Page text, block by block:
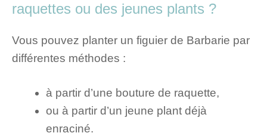
raquettes ou des jeunes plants ?
Vous pouvez planter un figuier de Barbarie par
différentes méthodes :
à partir d’une bouture de raquette,
ou à partir d’un jeune plant déjà
enraciné.